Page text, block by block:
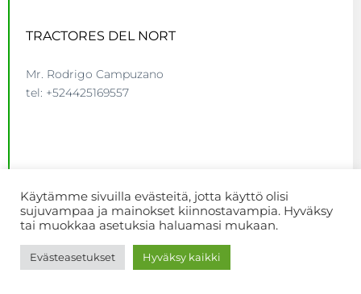
TRACTORES DEL NORT
Mr. Rodrigo Campuzano
tel: +524425169557
TRACTORESDELNORTE.COM
Käytämme sivuilla evästeitä, jotta käyttö olisi
sujuvampaa ja mainokset kiinnostavampia. Hyväksy
tai muokkaa asetuksia haluamasi mukaan.
Evästeasetukset Hyväksy kaikki